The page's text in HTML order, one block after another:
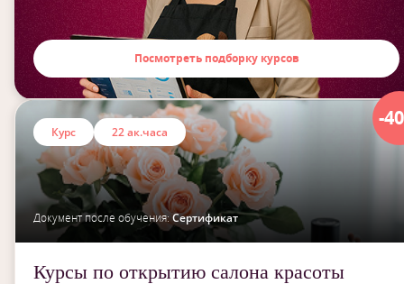
Посмотреть подборку курсов
-
Курс 22 ак.часа
Документ после обучения:Сертификат
Курсы по открытию салона красоты